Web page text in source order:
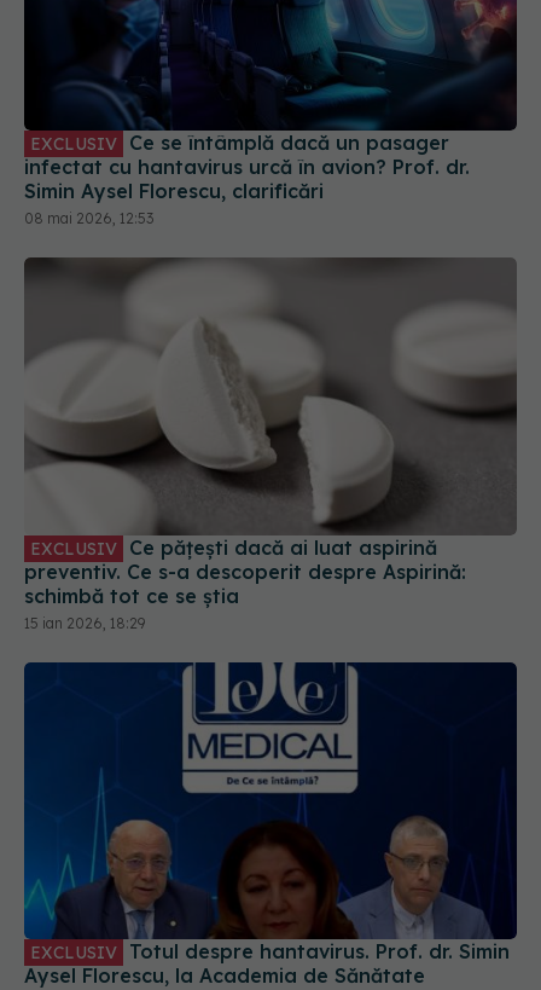
EXCLUSIV
infectat cu hantavirus urcă în avion? Prof. dr.
Simin Aysel Florescu, clarificări
08 mai 2026, 12:53
EXCLUSIV
preventiv. Ce s-a descoperit despre Aspirină:
schimbă tot ce se știa
15 ian 2026, 18:29
EXCLUSIV
Aysel Florescu, la Academia de Sănătate